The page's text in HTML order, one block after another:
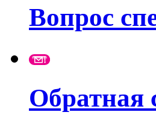
Вопрос
Обратная